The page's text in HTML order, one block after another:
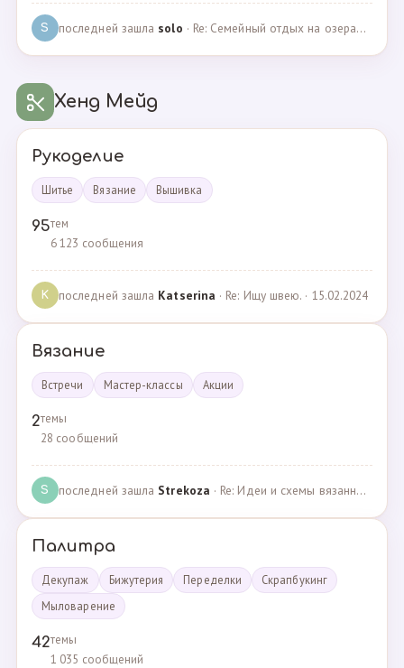
S последней зашла solo · Re: Семейный отдых на озерах Челябинской области. П… · 04.05.2025
Хенд Мейд
Рукоделие
Шитье Вязание Вышивка
95тем
6 123 сообщения
K последней зашла Katserina · Re: Ищу швею. · 15.02.2024
Вязание
Встречи Мастер-классы Акции
2темы
28 сообщений
S последней зашла Strekoza · Re: Идеи и схемы вязанных шариков · 16.12.2020
Палитра
Декупаж Бижутерия Переделки
Скрапбукинг
Мыловарение
42темы
1 035 сообщений